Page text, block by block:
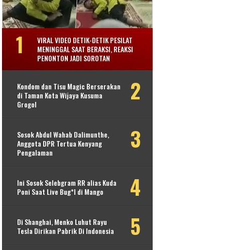
VIRAL VIDEO DETIK-DETIK PESILAT
MENINGGAL SAAT BERAKSI, REAKSI
PENONTON JADI SOROTAN
Kondom dan Tisu Magic Berserakan
di Taman Kota Wijaya Kusuma
Grogol
Sosok Abdul Wahab Dalimunthe,
Anggota DPR Tertua Kenyang
Pengalaman
Ini Sosok Selebgram RR alias Kuda
Poni Saat Live Bug*l di Mango
Di Shanghai, Menko Luhut Rayu
Tesla Dirikan Pabrik Di Indonesia